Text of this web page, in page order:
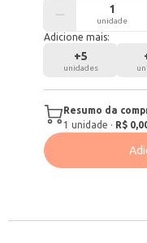
unidade
Adicione mais:
+5
unidades
Resumo da
1 unidade · R$